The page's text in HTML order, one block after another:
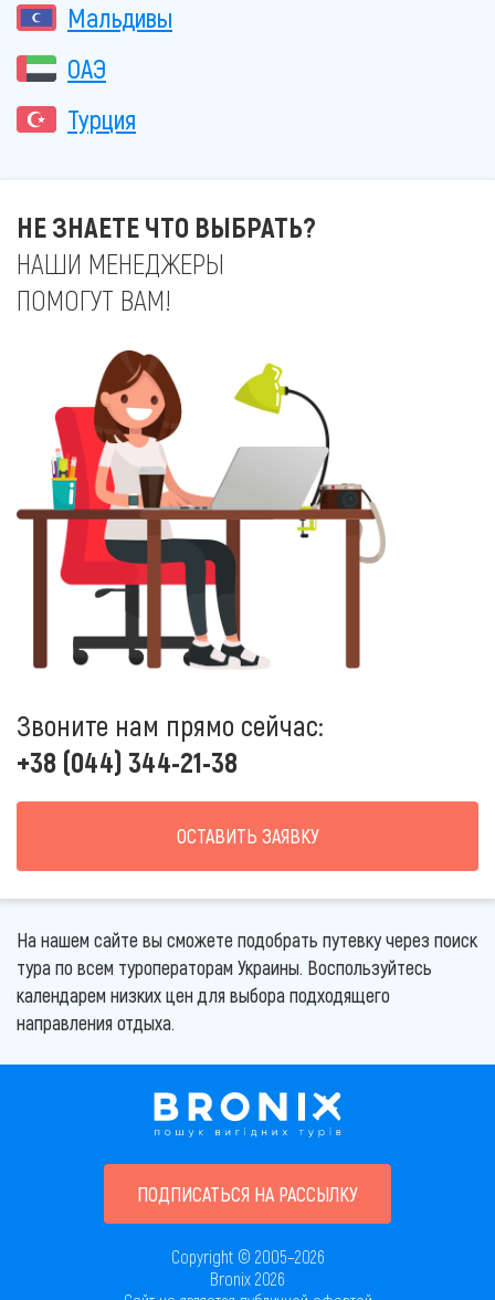
Мальдивы
ОАЭ
Турция
НЕ ЗНАЕТЕ ЧТО ВЫБРАТЬ?
НАШИ МЕНЕДЖЕРЫ
ПОМОГУТ ВАМ!
Звоните нам прямо сейчас:
+38 (044) 344-21-38
ОСТАВИТЬ ЗАЯВКУ
На нашем сайте вы сможете подобрать путевку через поиск
тура по всем туроператорам Украины. Воспользуйтесь
календарем низких цен для выбора подходящего
направления отдыха.
ПОДПИСАТЬСЯ НА РАССЫЛКУ
Copyright © 2005–2026
Bronix 2026